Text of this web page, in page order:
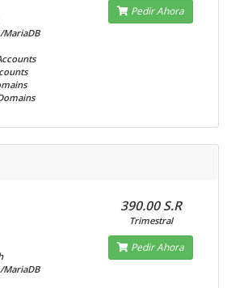
MariaDB
Pedir Ahora
MariaDB
390.00 S.R
Trimestral
Pedir Ahora